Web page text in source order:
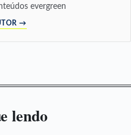
evergreen
→
lendo